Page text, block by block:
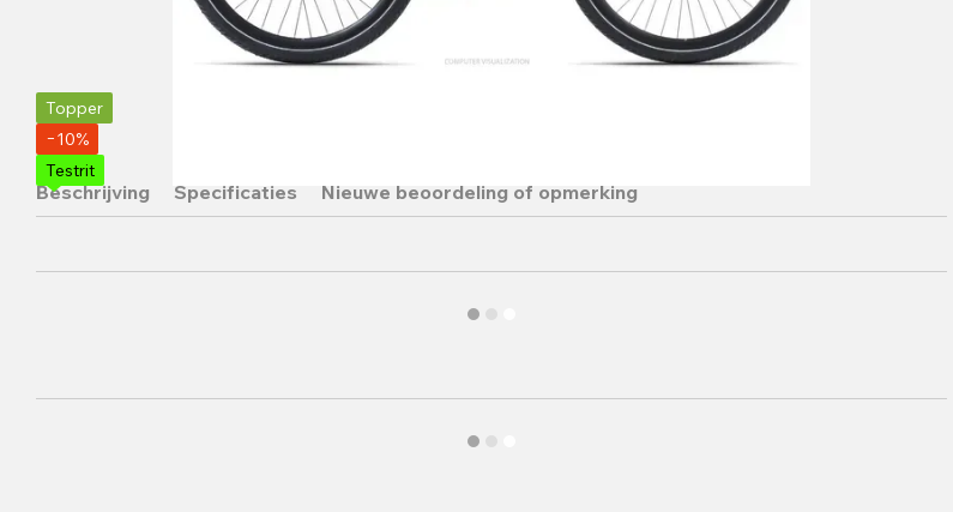
Topper
−10%
Testrit
Beschrijving Specificaties Nieuwe beoordeling of opmerking